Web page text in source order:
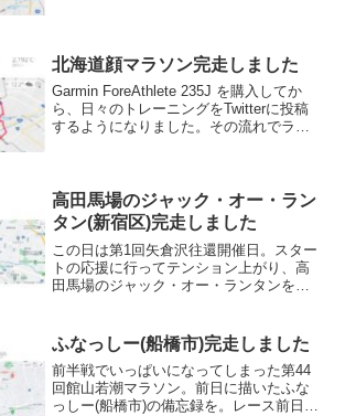
ート前回に続き残...
北海道顔マラソン完走しました
Garmin ForeAthlete 235J を購入してか
ら、日々のトレーニングをTwitterに投稿
するようになりました。その流れでラン
高田馬場のジャック・オー・ラン
タン(新宿区)完走しました
この日は第1回矢倉沢往還開催日。スター
トの応援に行ってテンション上がり、高
田馬場のジャック・オー・ランタンを走
ト。劇団東京ヴォードヴィルショーの事
務所があるんです...
ふなっしー(船橋市)完走しました
前半戦でいっぱいになってしまった第44
回館山若潮マラソン。前日に描いたふな
っしー(船橋市)の備忘録を。レース前日